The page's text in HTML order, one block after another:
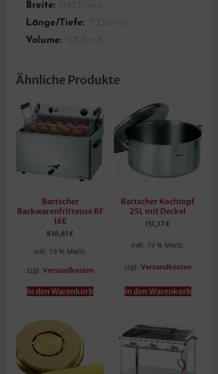
Breite: 1342.0 mm
Länge/Tiefe: 700.0 mm
Volume: 1.005 m3
Ähnliche Produkte
Bartscher
Backwarenfritteuse BF
16E
836,81 €
inkl. 19 % MwSt.
zzgl.Versandkosten
In den Warenkorb
Bartscher Kochtopf
25L mit Deckel
151,37€
inkl. 19 % MwSt.
zzgl. Versandkosten
In den Warenkorb